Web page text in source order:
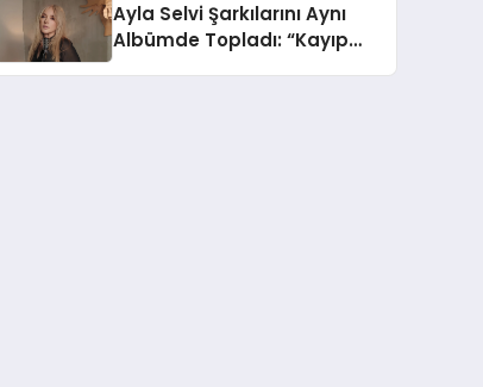
Ayla Selvi Şarkılarını Aynı
Albümde Topladı: “Kayıp